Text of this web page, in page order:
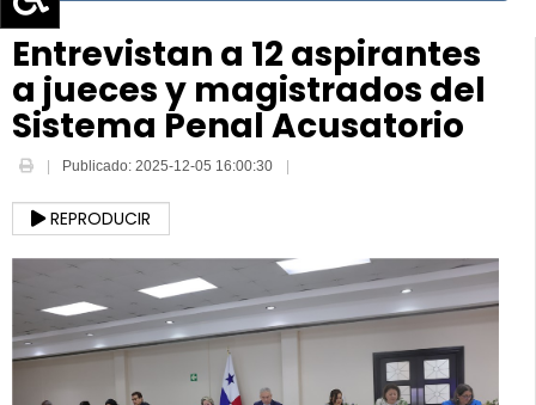
Aumentar texto (+)
Reducir texto (-)
Restablecer texto
Escala de Brillo
Escala de grises
Entrevistan a 12 aspirantes
a jueces y magistrados del
Sistema Penal Acusatorio
Publicado: 2025-12-05 16:00:30
REPRODUCIR